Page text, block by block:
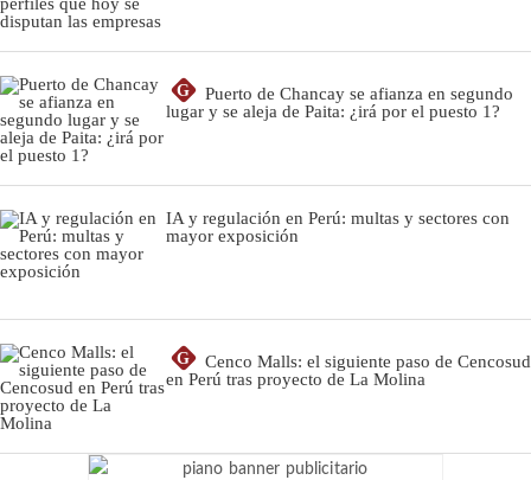
G
Puerto de Chancay se afianza en segundo
lugar y se aleja de Paita: ¿irá por el puesto 1?
IA y regulación en Perú: multas y sectores con
mayor exposición
G
Cenco Malls: el siguiente paso de Cencosud
en Perú tras proyecto de La Molina